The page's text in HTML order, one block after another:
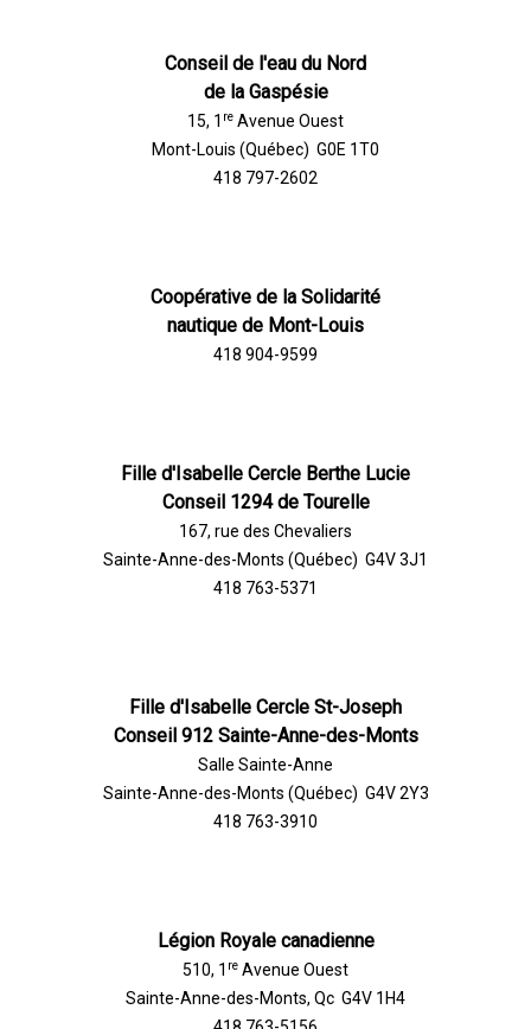
Conseil de l'eau du Nord
de la Gaspésie
15, 1 re Avenue Ouest
Mont-Louis (Québec) G0E 1T0
418 797-2602
Coopérative de la Solidarité
nautique de Mont-Louis
418 904-9599
Fille d'Isabelle Cercle Berthe Lucie
Conseil 1294 de Tourelle
167, rue des Chevaliers
Sainte-Anne-des-Monts (Québec) G4V 3J1
418 763-5371
Fille d'Isabelle Cercle St-Joseph
Conseil 912 Sainte-Anne-des-Monts
Salle Sainte-Anne
Sainte-Anne-des-Monts (Québec) G4V 2Y3
418 763-3910
Légion Royale canadienne
510, 1 re Avenue Ouest
Sainte-Anne-des-Monts, Qc G4V 1H4